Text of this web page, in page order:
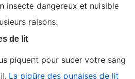
insecte dangereux et nuisible
raisons.
de lit
piquent pour sucer votre sang
La piqûre des punaises de lit